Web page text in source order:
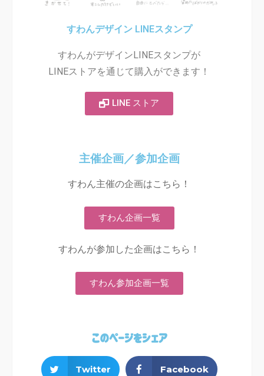
すわんデザイン LINEスタンプ
すわんがデザインLINEスタンプが
LINEストアを通じて購入ができます！
LINE ストア
主催企画／参加企画
すわん主催の企画はこちら！
すわん企画一覧
すわんが参加した企画はこちら！
すわん参加企画一覧
このページをシェア
Twitter Facebook